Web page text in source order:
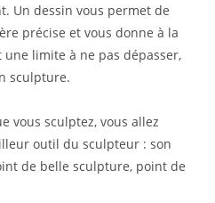
Un dessin vous permet de
précise et vous donne à la
limite à ne pas dépasser,
sculpture.
vous sculptez, vous allez
outil du sculpteur : son
de belle sculpture, point de